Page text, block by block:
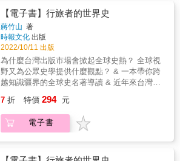
座豐富的故事寶庫講述了驚人的譯者成就，帶
領我們認識一群英雄人物。作者以迷人而清晰
的行文， 解釋了語言專家長年來都在努力克服
的職業複雜性和難題，也揭示這些人怎樣運用
自身技藝、勇氣、 匠心和機敏來維護和平、擴
散話語，並促進世界各地人群之間的對話。
──《你的耳朵裡是魚嗎？》作者 大衛・貝洛斯
& 以繽紛靈動的文字向艱苦的翻譯、口譯者致
敬；縱觀歷史，這群人投入的工作可能潤滑、
到騙徒、苦工到冒險家、書呆到天才
&mdash;&mdash;作者輕快點出各種翻譯者的
樣貌，描繪了這種被小看的技藝背後生動的歷
牙始終與納粹保持一定的距離？ 💣古巴飛彈危
機期間，美國的戰略描述字眼採用「隔離」
（quarantine）而非「封鎖」（blockade）古巴
海域， 為的是避免踩到二戰慘烈的「列寧格勒
圍城戰」歷史痛點，以防激怒俄方。俄文譯法
「karantin」是否即危機解除的關鍵？ & 《鋼
索上的譯者》不僅放眼全球五大洲的廣闊範
代。作者更論及人類的科學、宗教、 新聞、探
險活動等領域，翻譯如何在其中發揮影響，甚
至翻轉局勢。這是一部關於譯者如何改變世
換語言、溝通文化的工作技藝。 ●口碑好評 這
場到斷頭臺，欲望與恐懼在時間中流轉搖擺！
社會關係的研究發展至最深入的層級：有機整
體的層級。 由於不同社會階級間的距離，以及
其對立程度之緊張， 這些龍蛇雜處的身體空
間，便同時迸發反感以及欲望。 在這荒謬的劇
場當中，遐想是如此深入滲透實際日常經驗，
若企圖不顧一切區分真實與幻想，或許只是徒
勞。 調查研究若回溯過往，必須考量當時的慣
習行為， 它劃下了「被感知」與「不被感知」
它決定了「言表之事」與「不可言說之事」兩
者之間的比例分配。 歷史學家永遠無法完全確
認他在研讀文獻時突然發現的某種感覺革新，
究竟代表情感體系與感官運用方式的轉變、抑
【電子書】行旅者的世界史
蔣竹山 著
時報文化 出版
2022/10/11 出版
為什麼台灣出版市場會掀起全球史熱？ 全球視
野又為公眾史學提供什麼觀點？ & 一本帶你跨
越知識疆界的全球史名著導讀 & 近年來台灣的
想像與全球史視野。其中又以全球史的著作既
能反映當代歷史學的研究趨勢，又兼具傳達給
民眾世界觀與歷史意識的公眾史學功用。 & 為
分缺點，讓我們必須將自身的歷史放在世界史
7 折 特價 294 元
電子書